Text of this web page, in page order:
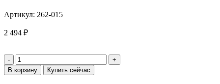
Артикул: 262-015
2 494 ₽
В корзину Купить сейчас